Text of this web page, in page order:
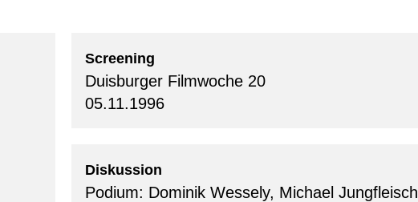
Screening
Duisburger Filmwoche 20
05.11.1996
Diskussion
Podium: Dominik Wessely, Michael Jungfleisch